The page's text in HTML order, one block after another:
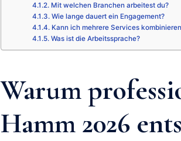
Mit welchen Branchen arbeitest du?
Wie lange dauert ein Engagement?
Kann ich mehrere Services
Was ist die Arbeitssprache?
Warum
Hamm 2026